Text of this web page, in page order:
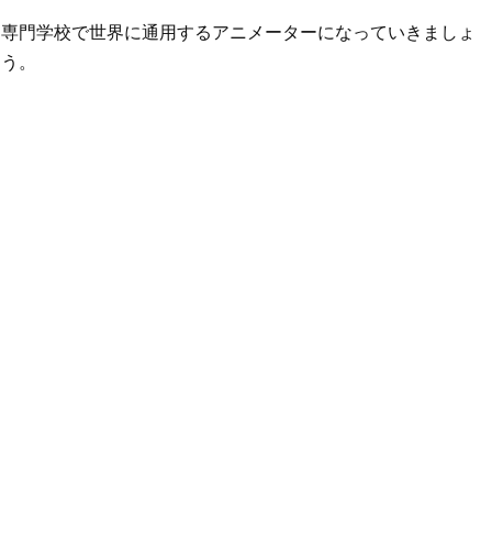
専門学校で世界に通用するアニメーターになっていきましょ
う。